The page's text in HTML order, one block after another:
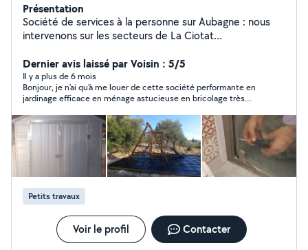
Présentation
Société de services à la personne sur Aubagne : nous
intervenons sur les secteurs de La Ciotat
Dernier avis laissé par Voisin : 5/5
Il y a plus de 6 mois
Bonjour, je n'ai qu'à me louer de cette société performante en
jardinage efficace en ménage astucieuse en bricolage très
à toutes épreuves. Pour moi c'est un bon filon d'aide à la
personne Grâce aux bons soins de votre plateforme merci
beaucoup
Petits travaux
Voir le profil Contacter